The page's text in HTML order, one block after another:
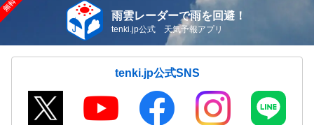
雨雲レーダーで雨を回避！
tenki.jp公式 天気予報アプリ
tenki.jp公式SNS